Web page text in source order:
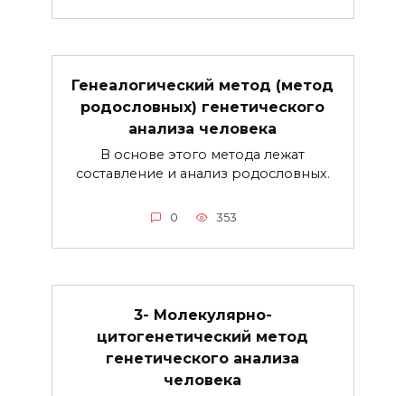
Генеалогический метод (метод
родословных) генетического
анализа человека
В основе этого метода лежат
составление и анализ родословных.
0 353
3- Молекулярно-
цитогенетический метод
генетического анализа
человека